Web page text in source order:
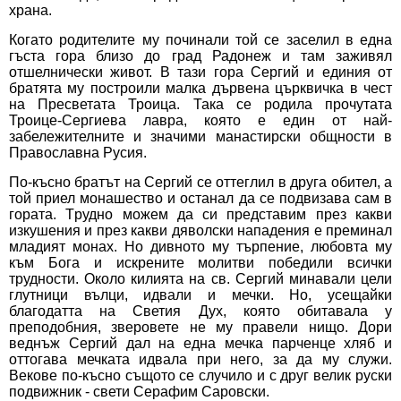
храна.
Когато родителите му починали той се заселил в една
гъста гора близо до град Радонеж и там заживял
отшелнически живот. В тази гора Сергий и единия от
братята му построили малка дървена църквичка в чест
на Пресветата Троица. Така се родила прочутата
Троице-Сергиева лавра, която е един от най-
забележителните и значими манастирски общности в
Православна Русия.
По-късно братът на Сергий се оттеглил в друга обител, а
той приел монашество и останал да се подвизава сам в
гората. Tрудно можем да си представим през какви
изкушения и през какви дяволски нападения е преминал
младият монах. Но дивното му търпение, любовта му
към Бога и искрените молитви победили всички
трудности. Около килията на св. Сергий минавали цели
глутници вълци, идвали и мечки. Но, усещайки
благодатта на Светия Дух, която обитавала у
преподобния, зверовете не му правели нищо. Дори
веднъж Сергий дал на една мечка парченце хляб и
оттогава мечката идвала при него, за да му служи.
Векове по-късно същото се случило и с друг велик руски
подвижник - свети Серафим Саровски.